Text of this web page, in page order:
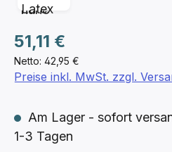
Netto: 42,95 €
Regulärer Preis:
51,11 €
Preise inkl. MwSt. zzgl.
Am Lager - sofort
1-3 Tagen